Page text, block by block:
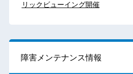
リックビューイング開催
障害メンテナンス情報